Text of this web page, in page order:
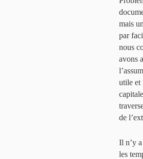
mais
par
nous
avons
utile et
de
Il n’y
les